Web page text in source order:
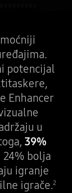
potencijal
Enhancer
u
39%
24% bolja
igranje
igrače.2